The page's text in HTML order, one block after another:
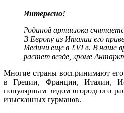
Интересно!
Родиной артишока
В Европу из Италии его
Медичи еще в XVI в. В наше
растет везде, кроме
Многие страны воспринимают
в Греции, Франции, Италии,
популярным видом огородного
изысканных гурманов.